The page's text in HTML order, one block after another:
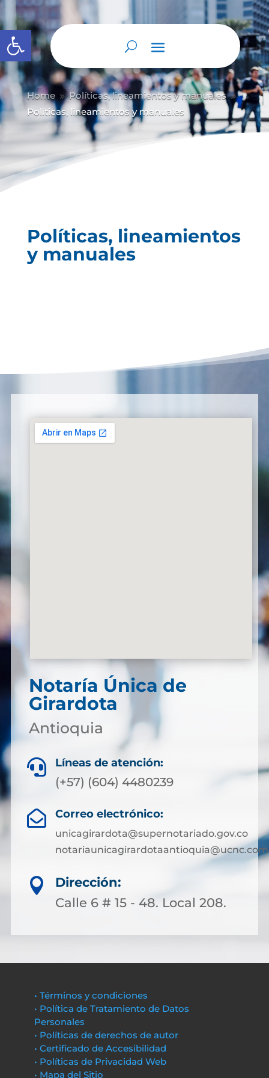
Abrir barra de herramientas
Home 9 Políticas, lineamientos y manuales 9
Políticas, lineamientos y manuales
Políticas, lineamientos
y manuales
Notaría Única de
Girardota
Antioquia
 Líneas de atención:
(+57) (604) 4480239
 Correo electrónico:
unicagirardota@supernotariado.gov.co

Dirección:
Calle 6 # 15 - 48. Local 208.
• Términos y condiciones
• Política de Tratamiento de Datos
Personales
• Políticas de derechos de autor
• Certificado de Accesibilidad
• Políticas de Privacidad Web
• Mapa del Sitio